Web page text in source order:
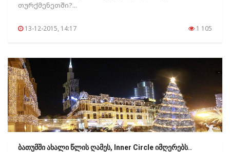
თურქმენეთში?...
13-12-2015, 14:17 1 105
ბათუმში ახალი წლის ღამეს, Inner Circle იმღერებს..